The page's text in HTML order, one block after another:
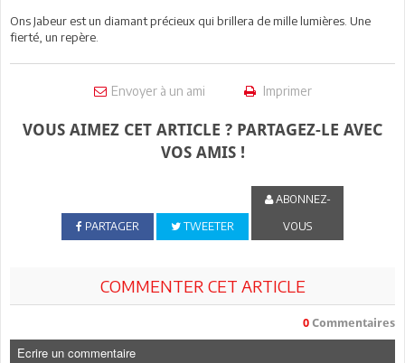
Ons Jabeur est un diamant précieux qui brillera de mille lumières. Une
fierté, un repère.
Envoyer à un ami Imprimer
VOUS AIMEZ CET ARTICLE ? PARTAGEZ-LE AVEC
VOS AMIS !
PARTAGER TWEETER
ABONNEZ-
VOUS
COMMENTER CET ARTICLE
0 Commentaires
Ecrire un commentaire